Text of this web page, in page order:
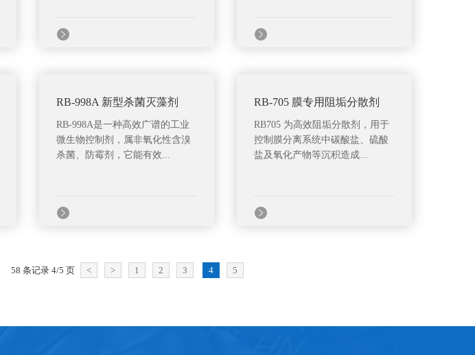
RB-998A 新型杀菌灭藻剂
RB-998A是一种高效广谱的工业
微生物控制剂，属非氧化性含溴
杀菌、防霉剂，它能有效...
RB-705 膜专用阻垢分散剂
RB705 为高效阻垢分散剂，用于
控制膜分离系统中碳酸盐、硫酸
盐及氧化产物等沉积造成...
58 条记录 4/5 页 < > 1 2 3 4 5